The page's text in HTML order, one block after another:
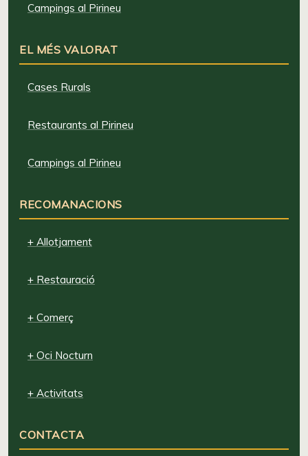
Campings al Pirineu
EL MÉS VALORAT
Cases Rurals
Restaurants al Pirineu
Campings al Pirineu
RECOMANACIONS
+ Allotjament
+ Restauració
+ Comerç
+ Oci Nocturn
+ Activitats
CONTACTA